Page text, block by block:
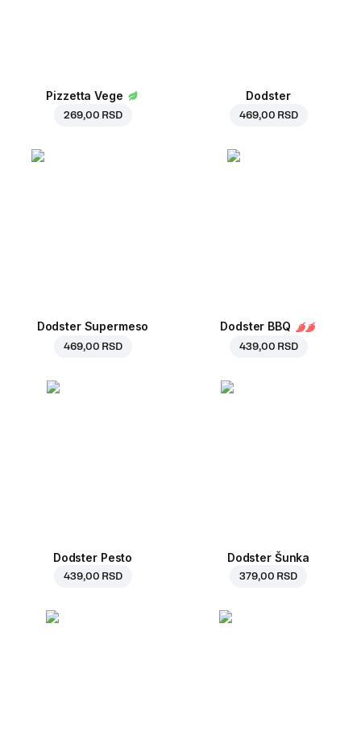
Pizzetta Vege
269,00 RSD
Dodster
469,00 RSD
Dodster Supermeso
469,00 RSD
Dodster BBQ
439,00 RSD
Dodster Pesto
439,00 RSD
Dodster Šunka
379,00 RSD